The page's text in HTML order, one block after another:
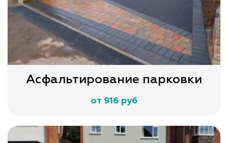
Асфальтирование парковки
от 916 руб